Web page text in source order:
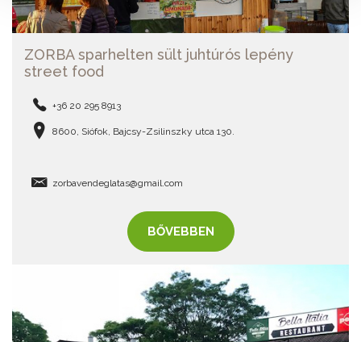
ZORBA sparhelten sült juhtúrós lepény
street food
+36 20 295 8913
8600, Siófok, Bajcsy-Zsilinszky utca 130.
zorbavendeglatas@gmail.com
BŐVEBBEN